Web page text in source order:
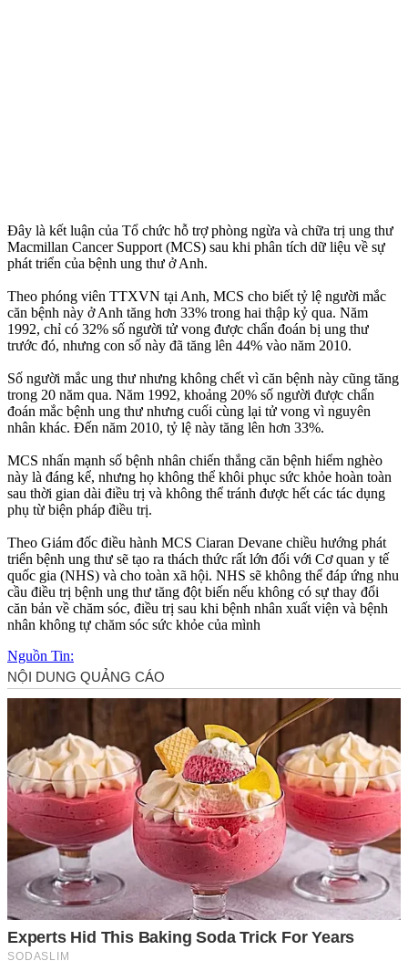
Đây là kết luận của Tổ chức hỗ trợ phòng ngừa và chữa trị ung thư
Macmillan Cancer Support (MCS) sau khi phân tích dữ liệu về sự
phát triển của bệnh ung thư ở Anh.
Theo phóng viên TTXVN tại Anh, MCS cho biết tỷ lệ người mắc
căn bệnh này ở Anh tăng hơn 33% trong hai thập kỷ qua. Năm
1992, chỉ có 32% số người t‌ử von‌g được chẩn đoán bị ung thư
trước đó, nhưng con số này đã tăng lên 44% vào năm 2010.
Số người mắc ung thư nhưng không chết vì căn bệnh này cũng tăng
trong 20 năm qua. Năm 1992, khoảng 20% số người được chẩn
đoán mắc bệnh ung thư nhưng cuối cùng lại t‌ử von‌g vì nguyên
nhân khác. Đến năm 2010, tỷ lệ này tăng lên hơn 33%.
MCS nhấn mạnh số bệnh nhân chiến thắng căn bệnh hiểm nghèo
này là đáng kể, nhưng họ không thể khôi phục sức khỏe hoàn toàn
sau thời gian dài điều trị và không thể tránh được hết các tác dụng
phụ từ biện pháp điều trị.
Theo Giám đốc điều hành MCS Ciaran Devane chiều hướng phát
triển bệnh ung thư sẽ tạo ra thách thức rất lớn đối với Cơ quan y tế
quốc gia (NHS) và cho toàn xã hội. NHS sẽ không thể đáp ứng nhu
cầu điều trị bệnh ung thư tăng đột biến nếu không có sự thay đổi
căn bản về chăm sóc, điều trị sau khi bệnh nhân xuất viện và bệnh
nhân không tự chăm sóc sức khỏe của mình
Nguồn Tin: